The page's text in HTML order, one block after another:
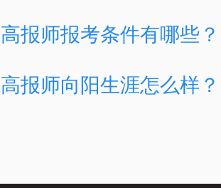
高报师报考条件有哪些？
高报师向阳生涯怎么样？